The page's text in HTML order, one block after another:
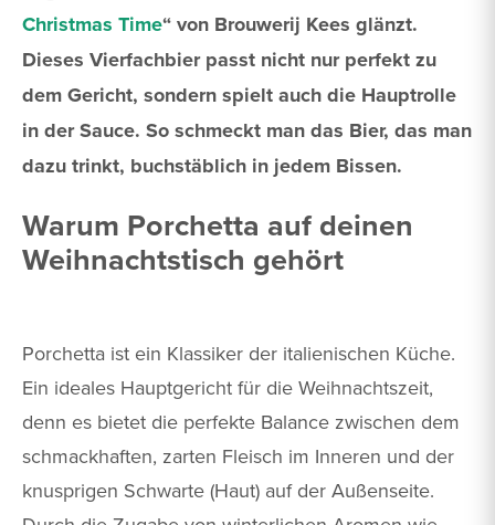
Christmas Time“ von Brouwerij Kees glänzt.
Dieses Vierfachbier passt nicht nur perfekt zu
dem Gericht, sondern spielt auch die Hauptrolle
in der Sauce. So schmeckt man das Bier, das man
dazu trinkt, buchstäblich in jedem Bissen.
Warum Porchetta auf deinen
Weihnachtstisch gehört
Porchetta ist ein Klassiker der italienischen Küche.
Ein ideales Hauptgericht für die Weihnachtszeit,
denn es bietet die perfekte Balance zwischen dem
schmackhaften, zarten Fleisch im Inneren und der
knusprigen Schwarte (Haut) auf der Außenseite.